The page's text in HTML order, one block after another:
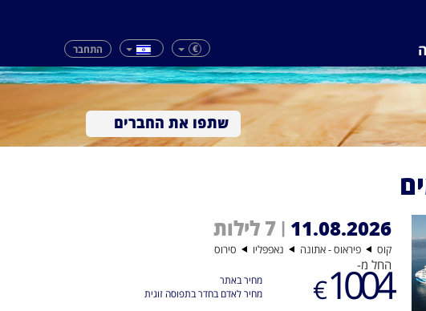
€ התחבר
שתפו את החברים
11.08.2026
| 7 לילות
קוס פיראוס - אתונה נאפפּליו סירוס
החל מ-
1004
€
מחיר באתר
מחיר לאדם בחדר בתפוסה זוגית